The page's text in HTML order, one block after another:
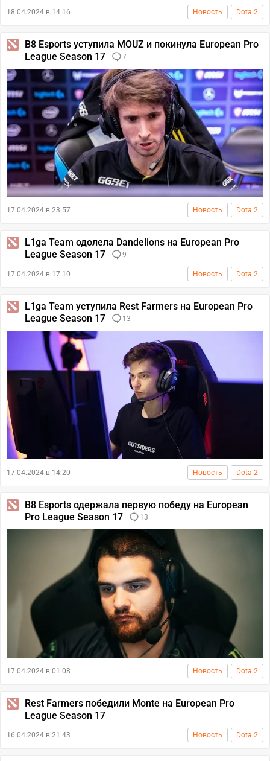
18.04.2024 в 14:16 Новость Dota 2
B8 Esports уступила MOUZ и покинула European Pro
League Season 17
7
17.04.2024 в 23:57 Новость Dota 2
L1ga Team одолела Dandelions на European Pro
League Season 17
9
17.04.2024 в 17:10 Новость Dota 2
L1ga Team уступила Rest Farmers на European Pro
League Season 17
13
17.04.2024 в 14:20 Новость Dota 2
B8 Esports одержала первую победу на European
Pro League Season 17
13
17.04.2024 в 01:08 Новость Dota 2
Rest Farmers победили Monte на European Pro
League Season 17
16.04.2024 в 21:43 Новость Dota 2